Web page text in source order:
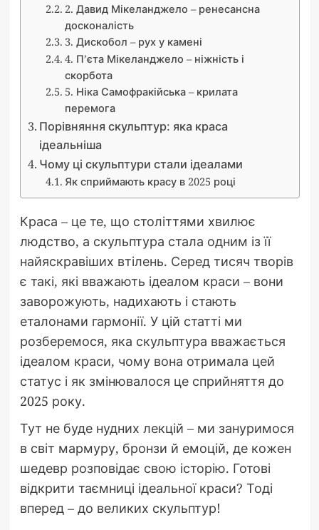
2. Давид Мікеланджело – ренесансна
досконалість
3. Дискобол – рух у камені
4. П’єта Мікеланджело – ніжність і
скорбота
5. Ніка Самофракійська – крилата
перемога
Порівняння скульптур: яка краса
ідеальніша
Чому ці скульптури стали ідеалами
Як сприймають красу в 2025 році
Краса – це те, що століттями хвилює
людство, а скульптура стала одним із її
найяскравіших втілень. Серед тисяч творів
є такі, які вважають ідеалом краси – вони
заворожують, надихають і стають
еталонами гармонії. У цій статті ми
розберемося, яка скульптура вважається
ідеалом краси, чому вона отримала цей
статус і як змінювалося це сприйняття до
2025 року.
Тут не буде нудних лекцій – ми зануримося
в світ мармуру, бронзи й емоцій, де кожен
шедевр розповідає свою історію. Готові
відкрити таємниці ідеальної краси? Тоді
вперед – до великих скульптур!